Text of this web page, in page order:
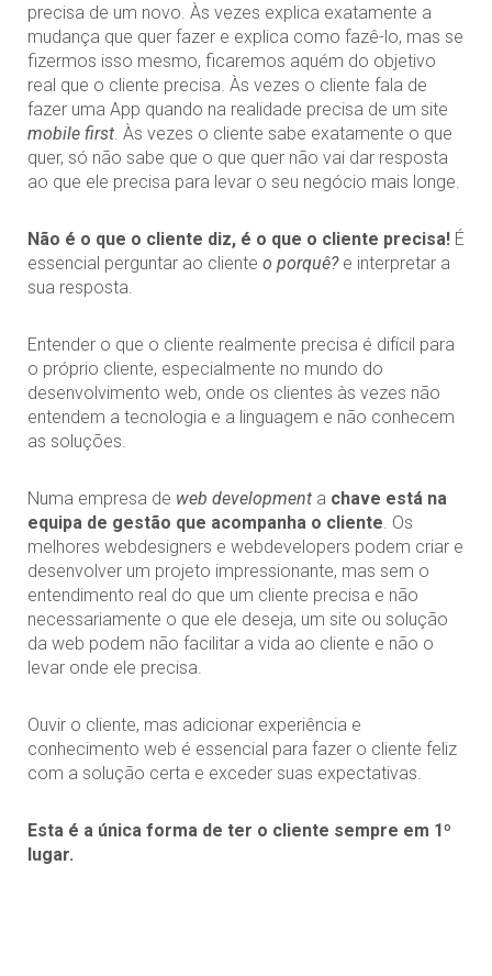
precisa de um novo. Às vezes explica exatamente a
mudança que quer fazer e explica como fazê-lo, mas se
fizermos isso mesmo, ficaremos aquém do objetivo
real que o cliente precisa. Às vezes o cliente fala de
fazer uma App quando na realidade precisa de um site
mobile first . Às vezes o cliente sabe exatamente o que
quer, só não sabe que o que quer não vai dar resposta
ao que ele precisa para levar o seu negócio mais longe.
Não é o que o cliente diz, é o que o cliente precisa! É
essencial perguntar ao cliente o porquê?e interpretar a
sua resposta.
Entender o que o cliente realmente precisa é difícil para
o próprio cliente, especialmente no mundo do
desenvolvimento web, onde os clientes às vezes não
entendem a tecnologia e a linguagem e não conhecem
as soluções.
Numa empresa de web development a chave está na
equipa de gestão que acompanha o cliente . Os
melhores webdesigners e webdevelopers podem criar e
desenvolver um projeto impressionante, mas sem o
entendimento real do que um cliente precisa e não
necessariamente o que ele deseja, um site ou solução
da web podem não facilitar a vida ao cliente e não o
levar onde ele precisa.
Ouvir o cliente, mas adicionar experiência e
conhecimento web é essencial para fazer o cliente feliz
com a solução certa e exceder suas expectativas.
Esta é a única forma de ter o cliente sempre em 1º
lugar.